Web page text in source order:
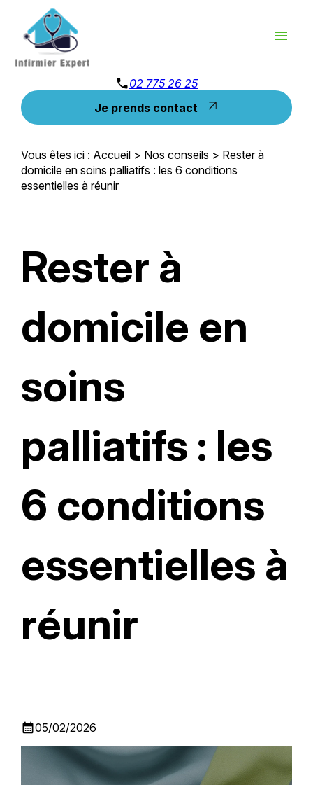
menu
phone02 775 26 25
Je prends contact
Vous êtes ici : Accueil> Nos conseils > Rester à
domicile en soins palliatifs : les 6 conditions
essentielles à réunir
Rester à
domicile en
soins
palliatifs : les
6 conditions
essentielles à
réunir
calendar_month05/02/2026
Panneau de gestion des cookies